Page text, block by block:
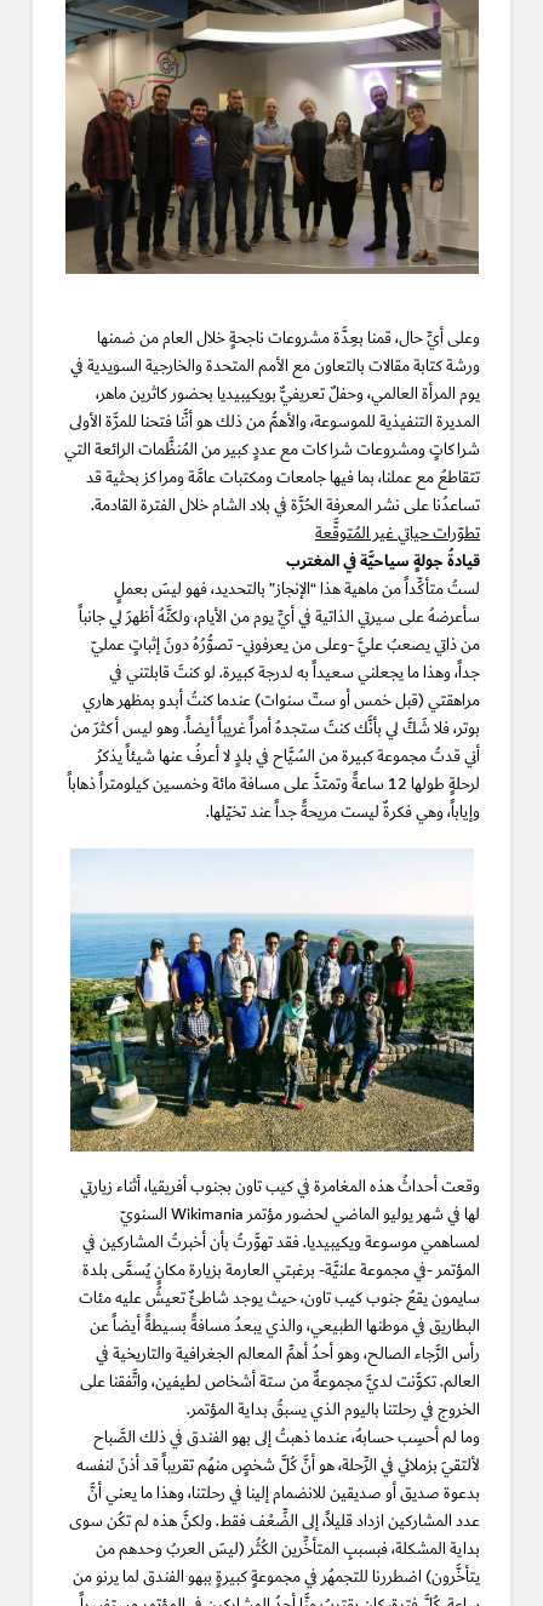
وعلى أيِّ حال، قمنا بعِدَّة مشروعات ناجحةٍ خلال العام من ضمنها
ورشة كتابة مقالات بالتعاون مع الأمم المتحدة والخارجية السويدية في
يوم المرأة العالمي، وحفلٌ تعريفيٌّ بويكيبيديا بحضور كاثرين ماهر،
المديرة التنفيذية للموسوعة، والأهمُّ من ذلك هو أنَّنا فتحنا للمرَّة الأولى
شراكاتٍ ومشروعات شراكات مع عددٍ كبير من المُنظَّمات الرائعة التي
تتقاطعُ مع عملنا، بما فيها جامعات ومكتبات عامَّة ومراكز بحثية قد
تساعدُنا على نشر المعرفة الحُرَّة في بلاد الشام خلال الفترة القادمة.
تطوّرات حياتي غير المُتوقَّعة
قيادةُ جولةٍ سياحيَّة في المغترب
لستُ متأكِّداً من ماهية هذا “الإنجاز” بالتحديد، فهو ليسَ بعملٍ
سأعرضهُ على سيرتي الذاتية في أيِّ يوم من الأيام، ولكنَّهُ أظهرَ لي جانباً
من ذاتي يصعبُ عليَّ -وعلى من يعرفوني- تصوُّرُهُ دونَ إثباتٍ عمليّ
جداً، وهذا ما يجعلني سعيداً به لدرجة كبيرة. لو كنتَ قابلتني في
مراهقتي (قبل خمس أو ستّ سنوات) عندما كنتُ أبدو بمظهر هاري
بوتر، فلا شَكَّ لي بأنَّك كنتَ ستجدهُ أمراً غريباً أيضاً. وهو ليس أكثرَ من
أني قدتُ مجموعة كبيرة من السُيَّاح في بلدٍ لا أعرفُ عنها شيئاً يذكرُ
لرحلةٍ طولها 12 ساعةً وتمتدَّ على مسافة مائة وخمسين كيلومتراً ذهاباً
وإياباً، وهي فكرةٌ ليست مريحةً جداً عند تخيّلها.
وقعت أحداثُ هذه المغامرة في كيب تاون بجنوب أفريقيا، أثناء زيارتي
لها في شهر يوليو الماضي لحضور مؤتمر Wikimania السنويّ
لمساهمي موسوعة ويكيبيديا. فقد تهوَّرتُ بأن أخبرتُ المشاركين في
المؤتمر -في مجموعة علنيَّة- برغبتي العارمة بزيارة مكانٍ يُسمَّى بلدة
سايمون يقعُ جنوب كيب تاون، حيث يوجد شاطئٌ تعيشُ عليه مئات
البطاريق في موطنها الطبيعي، والذي يبعدُ مسافةً بسيطةً أيضاً عن
رأس الرَّجاء الصالح، وهو أحدُ أهمِّ المعالم الجغرافية والتاريخية في
العالم. تكوَّنت لديَّ مجموعةٌ من ستة أشخاص لطيفين، واتَّفقنا على
الخروج في رحلتنا باليوم الذي يسبقُ بداية المؤتمر.
وما لم أحسِب حسابهُ، عندما ذهبتُ إلى بهو الفندق في ذلك الصَّباح
لألتقيَ بزملائي في الرِّحلة، هو أنَّ كُلَّ شخصٍ منهُم تقريباً قد أذنَ لنفسه
بدعوة صديق أو صديقين للانضمام إلينا في رحلتنا، وهذا ما يعني أنَّ
عدد المشاركين ازداد قليلاً، إلى الضِّعْف فقط. ولكنَّ هذه لم تكُن سوى
بداية المشكلة، فبسببِ المتأخِّرين الكُثُر (ليسَ العربُ وحدهم من
يتأخَّرون) اضطررنا للتجمهُر في مجموعةٍ كبيرةٍ ببهو الفندق لما يرنو من